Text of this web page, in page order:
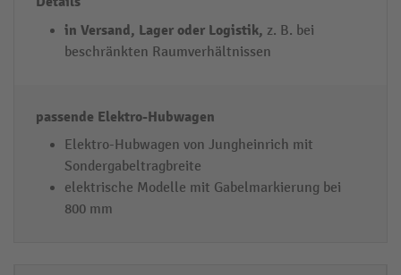
in Versand, Lager oder Logistik, z. B. bei
beschränkten Raumverhältnissen
Elektro-Hubwagen von Jungheinrich mit
Sondergabeltragbreite
elektrische Modelle mit Gabelmarkierung bei
800 mm